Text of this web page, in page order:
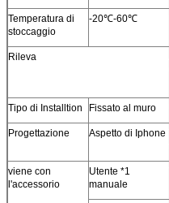
Temperatura di
stoccaggio
-20℃-60℃
Rileva
Tipo di Installtion Fissato al muro
Progettazione Aspetto di Iphone
viene con
l'accessorio
Utente *1
manuale